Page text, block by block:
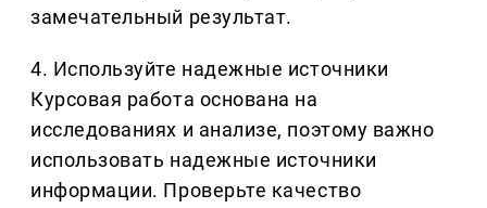
замечательный результат.
4. Используйте надежные источники
Курсовая работа основана на
исследованиях и анализе, поэтому важно
использовать надежные источники
информации. Проверьте качество